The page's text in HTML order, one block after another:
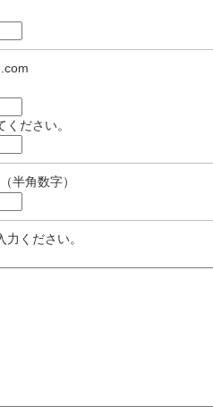
ださい。
半角数字）
ください。